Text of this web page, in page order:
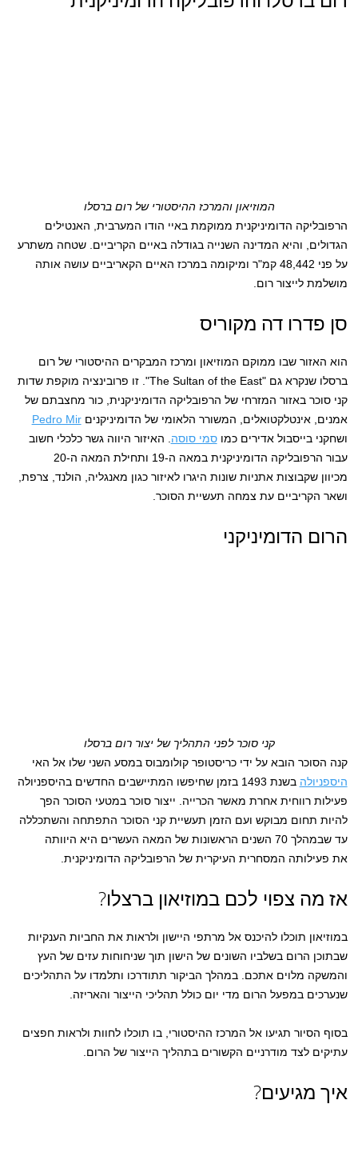
המוזיאון והמרכז ההיסטורי של רום ברסלו
הרפובליקה הדומיניקנית ממוקמת באיי הודו המערבית, האנטילים
הגדולים, והיא המדינה השנייה בגודלה באיים הקריביים. שטחה משתרע
על פני 48,442 קמ"ר ומיקומה במרכז האיים הקאריביים עושה אותה
מושלמת לייצור רום.
סן פדרו דה מקוריס
הוא האזור שבו ממוקם המוזיאון ומרכז המבקרים ההיסטורי של רום
ברסלו שנקרא גם "The Sultan of the East". זו פרובינציה מוקפת שדות
קני סוכר באזור המזרחי של הרפובליקה הדומיניקנית, כור מחצבתם של
אמנים, אינטלקטואלים, המשורר הלאומי של הדומיניקניםPedro Mir
ושחקני בייסבול אדירים כמוסמי סוסה . האיזור היווה גשר כלכלי חשוב
עבור הרפובליקה הדומיניקנית במאה ה-19 ותחילת המאה ה-20
מכיוון שקבוצות אתניות שונות היגרו לאיזור כגון מאנגליה, הולנד, צרפת,
ושאר הקריביים עת צמחה תעשיית הסוכר.
הרום הדומיניקני
קני סוכר לפני התהליך של יצור רום ברסלו
קנה הסוכר הובא על ידי כריסטופר קולומבוס במסע השני שלו אל האי
היספניולה
בשנת 1493 בזמן שחיפשו המתיישבים החדשים בהיספניולה
פעילות רווחית אחרת מאשר הכרייה. ייצור סוכר במטעי הסוכר הפך
להיות תחום מבוקש ועם הזמן תעשיית קני הסוכר התפתחה והשתכללה
עד שבמהלך 70 השנים הראשונות של המאה העשרים היא היוותה
את פעילותה המסחרית העיקרית של הרפובליקה הדומיניקנית.
אז מה צפוי לכם במוזיאון ברצלו?
במוזיאון תוכלו להיכנס אל מרתפי היישון ולראות את החביות הענקיות
שבתוכן הרום בשלביו השונים של הישון תוך שניחוחות עזים של העץ
והמשקה מלוים אתכם. במהלך הביקור תתודרכו ותלמדו על התהליכים
שנערכים במפעל הרום מדי יום כולל תהליכי הייצור והאריזה.
בסוף הסיור תגיעו אל המרכז ההיסטורי, בו תוכלו לחוות ולראות חפצים
עתיקים לצד מודרניים הקשורים בתהליך הייצור של הרום.
איך מגיעים?